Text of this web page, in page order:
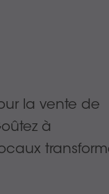
la vente de
à